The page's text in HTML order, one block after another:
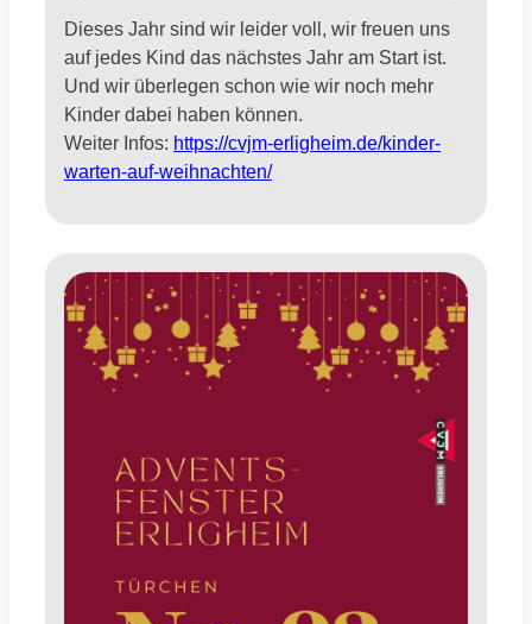
Dieses Jahr sind wir leider voll, wir freuen uns
auf jedes Kind das nächstes Jahr am Start ist.
Und wir überlegen schon wie wir noch mehr
Kinder dabei haben können.
Weiter Infos: https://cvjm-erligheim.de/kinder-
warten-auf-weihnachten/